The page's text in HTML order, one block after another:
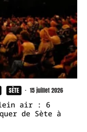
SÈTE · 15 juillet 2026
air : 6
de Sète à